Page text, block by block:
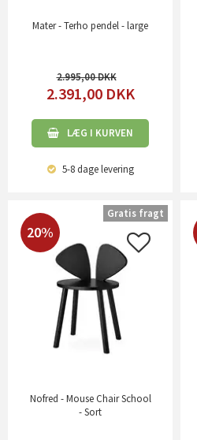
Mater - Terho pendel - large
2.995,00
2.391,00 DKK
LÆG I KURVEN
5-8 dagelevering
20%
Nofred - Mouse Chair School
- Sort
Gratis fragt